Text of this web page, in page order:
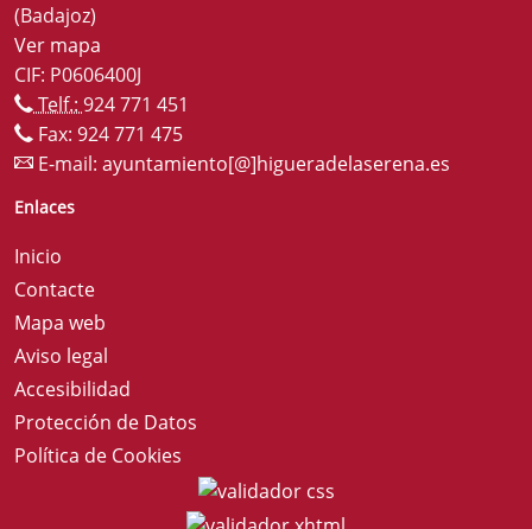
(Badajoz)
Ver mapa
CIF: P0606400J
Telf.: 924 771 451
Fax: 924 771 475
E-mail: ayuntamiento[@]higueradelaserena.es
Enlaces
Inicio
Contacte
Mapa web
Aviso legal
Accesibilidad
Protección de Datos
Política de Cookies